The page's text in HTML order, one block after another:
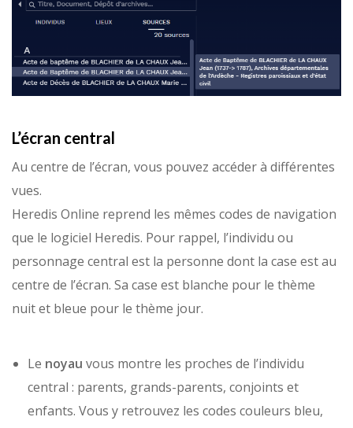
L’écran central
Au centre de l’écran, vous pouvez accéder à différentes
vues.
Heredis Online reprend les mêmes codes de navigation
que le logiciel Heredis. Pour rappel, l’individu ou
personnage central est la personne dont la case est au
centre de l’écran. Sa case est blanche pour le thème
nuit et bleue pour le thème jour.
Le noyau vous montre les proches de l’individu
central : parents, grands-parents, conjoints et
enfants. Vous y retrouvez les codes couleurs bleu,